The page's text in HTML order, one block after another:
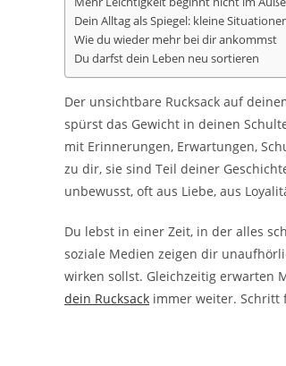
Dein Alltag als Spiegel: kleine
Wie du wieder mehr bei dir ankommst
Du darfst dein Leben neu sortieren
Der unsichtbare Rucksack auf
spürst das Gewicht in deinen
mit Erinnerungen, Erwartungen,
zu dir, sie sind Teil deiner
unbewusst, oft aus Liebe, aus
Du lebst in einer Zeit, in der alles
soziale Medien zeigen dir
wirken sollst. Gleichzeitig erwarten
dein Rucksack immer weiter. Schritt